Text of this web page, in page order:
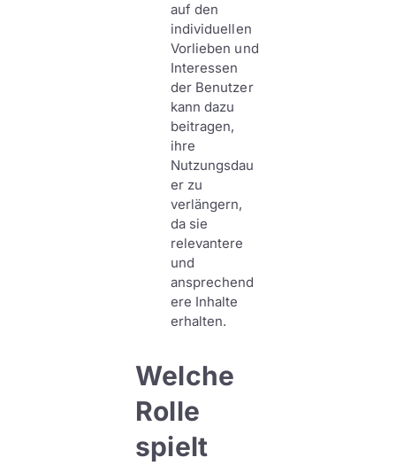
auf den
individuellen
Vorlieben und
Interessen
der Benutzer
kann dazu
beitragen,
ihre
Nutzungsdau
er zu
verlängern,
da sie
relevantere
und
ansprechend
ere Inhalte
erhalten.
Welche
Rolle
spielt